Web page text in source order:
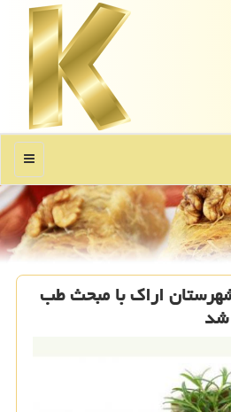
منو
اراک با مبحث طب
شد